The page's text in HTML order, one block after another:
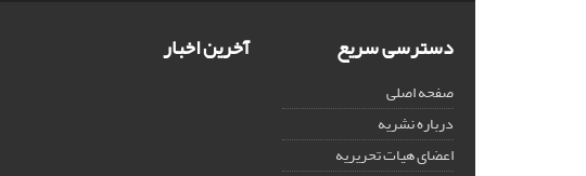
دسترسی سریع
صفحه اصلی
درباره نشریه
اعضای هیات تحریریه
آخرین اخبار